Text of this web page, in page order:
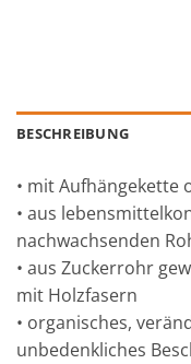
BESCHREIBUNG
• mit Aufhängekette
• aus
nachwachsenden
• aus Zuckerrohr
mit Holzfasern
• organisches,
unbedenkliches